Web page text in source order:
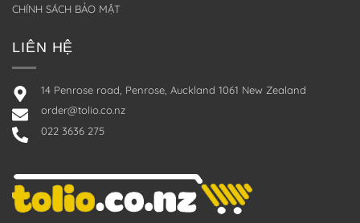
CHÍNH SÁCH BẢO MẬT
LIÊN HỆ
14 Penrose road, Penrose, Auckland 1061 New Zealand
order@tolio.co.nz
022 3636 275